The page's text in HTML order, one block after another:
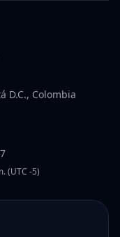
D.C., Colombia
(UTC -5)